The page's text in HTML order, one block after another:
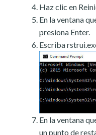
Haz clic en
En la ventana
presiona Enter.
Escriba
En la ventana
un punto de